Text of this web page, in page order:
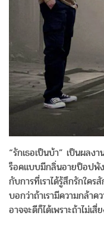
“รักเธอเป็นบ้า” เป็นผลง
ร็อคแบบมีกลิ่นอายป็อปพั
กับการที่เราได้รู้สึกรักใคร
บอกว่าถ้าเรามีความกล้าค
อาจจะดีก็ได้เพราะถ้าไม่เสี่